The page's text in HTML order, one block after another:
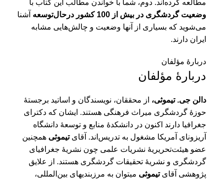
مطالعه کرده‌­اند. دوم، شما با خواندن مطالب این کتاب با
وضعیت گردشگری در بیش از 100 کشور درحال‌توسعه
آشنا
می‌­شوید که بسیاری از آنها وضعیت و چالش‌هایی مشابه
ایران دارند.
دربارۀ مؤلفان
دربارۀ مؤلفان
دالن جی. تیموثی، از محققان، نویسندگان و اساتید برجستۀ
حوزۀ گردشگری میراث فرهنگی هستند. ایشان که دکترای
جغرافیا دارند اکنون در دانشکدۀ منابع و توسعۀ دانشگاه
آریزونای آمریکا مشغول به تدریس‌اند. آقایتیموثی همچنین
عضو هیئت‌تحریریۀ نشریات علمی چون نشریۀ جغرافیای
گردشگری و نشریۀ تحقیقات گردشگری هستند. از علایق
پژوهشی آقایتیموثی می­توان به مرزبندی­های بین‌­المللی،